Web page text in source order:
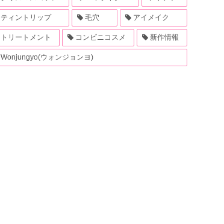
ティントリップ 毛穴 アイメイク
トリートメント コンビニコスメ 新作情報
Wonjungyo(ウォンジョンヨ)